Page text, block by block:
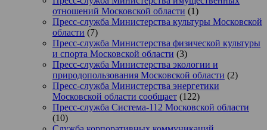
отношений Московской области (1)
Пресс-служба Министерства культуры Московской
области (7)
Пресс-служба Министерства физической культуры
и спорта Московской области (3)
Пресс-служба Министерства экологии и
природопользования Московской области (2)
Пресс-служба Министерства энергетики
Московской области сообщает (122)
Пресс-служба Система-112 Московской области
(10)